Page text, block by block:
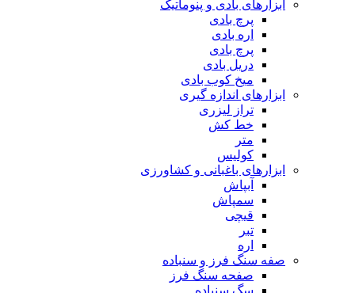
ابزارهای بادی و پنوماتیک
پرچ بادی
اره بادی
پرچ بادی
دریل بادی
میخ کوب بادی
ابزارهای اندازه گیری
تراز لیزری
خط کش
متر
کولیس
ابزارهای باغبانی و کشاورزی
آبپاش
سمپاش
قیچی
تبر
اره
صفه سنگ فرز و سنباده
صفحه سنگ فرز
سگ سنباده